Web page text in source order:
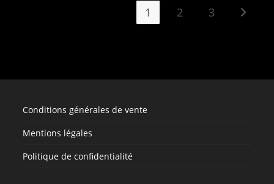
options
peuvent
produit
1 2 3
Conditions générales de vente
Mentions légales
Politique de confidentialité